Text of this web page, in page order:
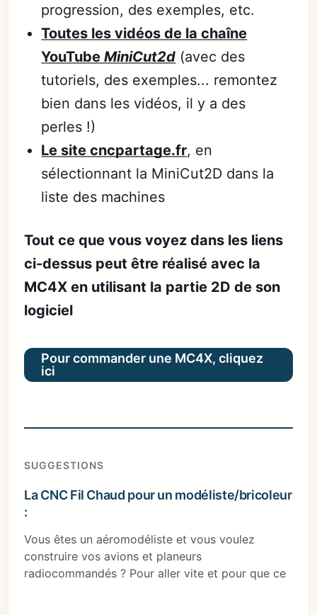
progression, des exemples, etc.
Toutes les vidéos de la chaîne
YouTubeMiniCut2d (avec des
tutoriels, des exemples... remontez
bien dans les vidéos, il y a des
perles !)
Le site cncpartage.fr, en
sélectionnant la MiniCut2D dans la
liste des machines
Tout ce que vous voyez dans les liens
ci-dessus peut être réalisé avec la
MC4X en utilisant la partie 2D de son
logiciel
Pour commander une MC4X, cliquez
ici
SUGGESTIONS
La CNC Fil Chaud pour un modéliste/bricoleur
:
Vous êtes un aéromodéliste et vous voulez
construire vos avions et planeurs
radiocommandés ? Pour aller vite et pour que ce